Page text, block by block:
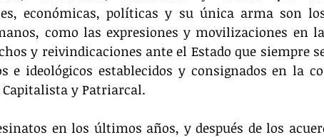
económicas, políticas y su única arma son
como las expresiones y movilizaciones en
y reivindicaciones ante el Estado que siempre
e ideológicos establecidos y consignados en la
y Patriarcal.
en los últimos años, y después de los